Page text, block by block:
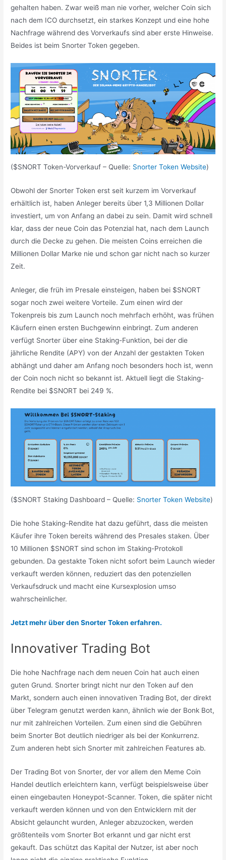
gehalten haben. Zwar weiß man nie vorher, welcher Coin sich
nach dem ICO durchsetzt, ein starkes Konzept und eine hohe
Nachfrage während des Vorverkaufs sind aber erste Hinweise.
Beides ist beim Snorter Token gegeben.
($SNORT Token-Vorverkauf – Quelle: Snorter Token Website)
Obwohl der Snorter Token erst seit kurzem im Vorverkauf
erhältlich ist, haben Anleger bereits über 1,3 Millionen Dollar
investiert, um von Anfang an dabei zu sein. Damit wird schnell
klar, dass der neue Coin das Potenzial hat, nach dem Launch
durch die Decke zu gehen. Die meisten Coins erreichen die
Millionen Dollar Marke nie und schon gar nicht nach so kurzer
Zeit.
Anleger, die früh im Presale einsteigen, haben bei $SNORT
sogar noch zwei weitere Vorteile. Zum einen wird der
Tokenpreis bis zum Launch noch mehrfach erhöht, was frühen
Käufern einen ersten Buchgewinn einbringt. Zum anderen
verfügt Snorter über eine Staking-Funktion, bei der die
jährliche Rendite (APY) von der Anzahl der gestakten Token
abhängt und daher am Anfang noch besonders hoch ist, wenn
der Coin noch nicht so bekannt ist. Aktuell liegt die Staking-
Rendite bei $SNORT bei 249 %.
($SNORT Staking Dashboard – Quelle: Snorter Token Website)
Die hohe Staking-Rendite hat dazu geführt, dass die meisten
Käufer ihre Token bereits während des Presales staken. Über
10 Millionen $SNORT sind schon im Staking-Protokoll
gebunden. Da gestakte Token nicht sofort beim Launch wieder
verkauft werden können, reduziert das den potenziellen
Verkaufsdruck und macht eine Kursexplosion umso
wahrscheinlicher.
Jetzt mehr über den Snorter Token erfahren.
Innovativer Trading Bot
Die hohe Nachfrage nach dem neuen Coin hat auch einen
guten Grund. Snorter bringt nicht nur den Token auf den
Markt, sondern auch einen innovativen Trading Bot, der direkt
über Telegram genutzt werden kann, ähnlich wie der Bonk Bot,
nur mit zahlreichen Vorteilen. Zum einen sind die Gebühren
beim Snorter Bot deutlich niedriger als bei der Konkurrenz.
Zum anderen hebt sich Snorter mit zahlreichen Features ab.
Der Trading Bot von Snorter, der vor allem den Meme Coin
Handel deutlich erleichtern kann, verfügt beispielsweise über
einen eingebauten Honeypot-Scanner. Token, die später nicht
verkauft werden können und von den Entwicklern mit der
Absicht gelauncht wurden, Anleger abzuzocken, werden
größtenteils vom Snorter Bot erkannt und gar nicht erst
gekauft. Das schützt das Kapital der Nutzer, ist aber noch